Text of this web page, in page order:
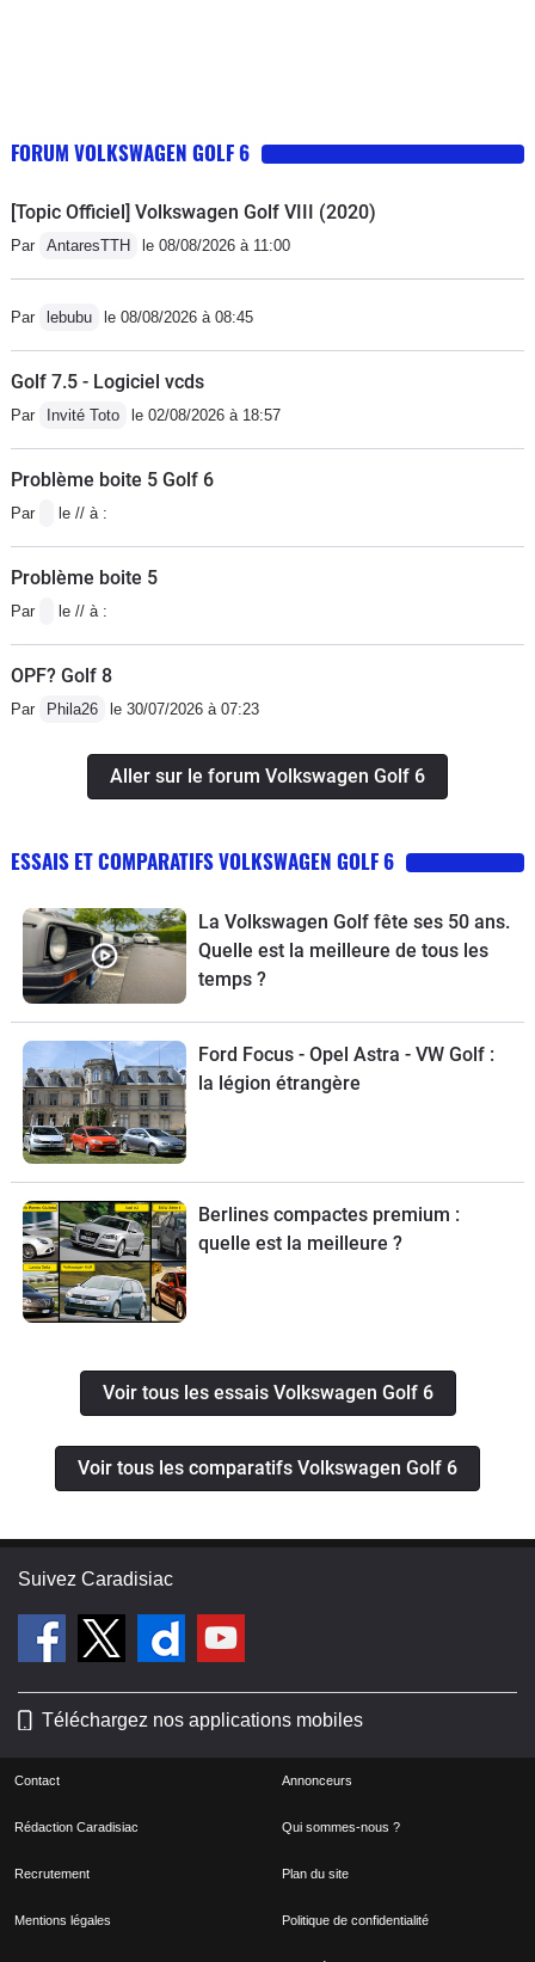
FORUM VOLKSWAGEN GOLF 6
[Topic Officiel] Volkswagen Golf VIII (2020)
Par AntaresTTH le 08/08/2026 à 11:00
Par lebubu le 08/08/2026 à 08:45
Golf 7.5 - Logiciel vcds
Par Invité Toto le 02/08/2026 à 18:57
Problème boite 5 Golf 6
Par le // à :
Problème boite 5
Par le // à :
OPF? Golf 8
Par Phila26 le 30/07/2026 à 07:23
Aller sur le forum Volkswagen Golf 6
ESSAIS ET COMPARATIFS VOLKSWAGEN GOLF 6
La Volkswagen Golf fête ses 50 ans.
Quelle est la meilleure de tous les
temps ?
Ford Focus - Opel Astra - VW Golf :
la légion étrangère
Berlines compactes premium :
quelle est la meilleure ?
Voir tous les essais Volkswagen Golf 6
Voir tous les comparatifs Volkswagen Golf 6
Suivez Caradisiac
Téléchargez nos applications mobiles
Contact Annonceurs
Rédaction Caradisiac Qui sommes-nous ?
Recrutement Plan du site
Mentions légales Politique de confidentialité